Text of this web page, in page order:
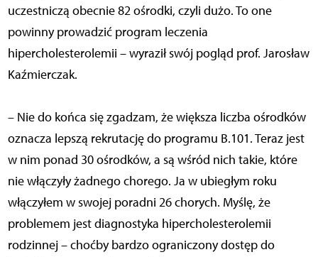
uczestniczą obecnie 82 ośrodki, czyli dużo. To one
powinny prowadzić program leczenia
hipercholesterolemii – wyraził swój pogląd prof. Jarosław
Kaźmierczak.
– Nie do końca się zgadzam, że większa liczba ośrodków
oznacza lepszą rekrutację do programu B.101. Teraz jest
w nim ponad 30 ośrodków, a są wśród nich takie, które
nie włączyły żadnego chorego. Ja w ubiegłym roku
włączyłem w swojej poradni 26 chorych. Myślę, że
problemem jest diagnostyka hipercholesterolemii
rodzinnej – choćby bardzo ograniczony dostęp do